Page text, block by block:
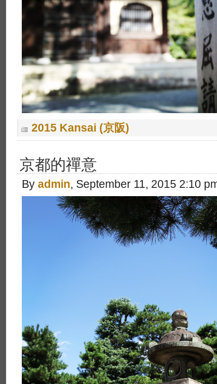
2015 Kansai (京阪)
京都的禪意
By admin, September 11, 2015 2:10